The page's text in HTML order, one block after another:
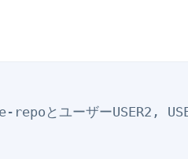
とユーザーUSER2,